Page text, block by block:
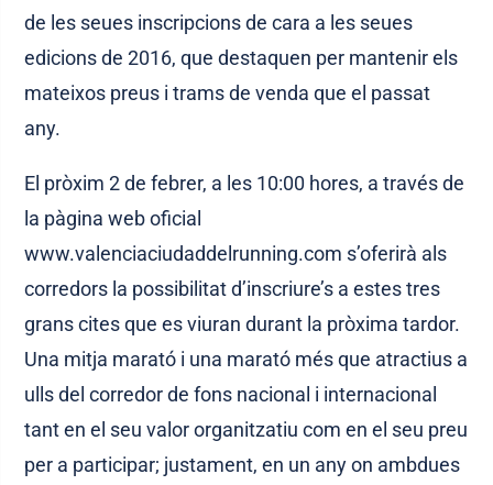
de les seues inscripcions de cara a les seues
edicions de 2016, que destaquen per mantenir els
mateixos preus i trams de venda que el passat
any.
El pròxim 2 de febrer, a les 10:00 hores, a través de
la pàgina web oficial
www.valenciaciudaddelrunning.com s’oferirà als
corredors la possibilitat d’inscriure’s a estes tres
grans cites que es viuran durant la pròxima tardor.
Una mitja marató i una marató més que atractius a
ulls del corredor de fons nacional i internacional
tant en el seu valor organitzatiu com en el seu preu
per a participar; justament, en un any on ambdues